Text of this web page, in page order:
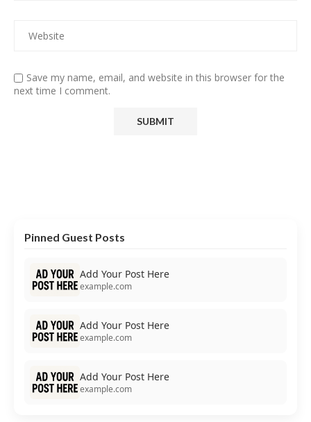
Save my name, email, and website in this browser for the
next time I comment.
Pinned Guest Posts
Add Your Post Here
example.com
Add Your Post Here
example.com
Add Your Post Here
example.com